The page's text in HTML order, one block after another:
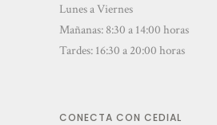
Lunes a Viernes
Mañanas: 8:30 a 14:00 horas
Tardes: 16:30 a 20:00 horas
CONECTA CON CEDIAL